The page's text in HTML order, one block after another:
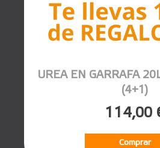
UREA EN GARRAFA
(4+1)
114,00
Comprar